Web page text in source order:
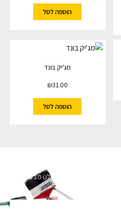
הוספה לסל
מג'יק בונד
₪31.00
הוספה לסל
והנחות הירשמו לניוזלטר שלנו מבטיחים לא